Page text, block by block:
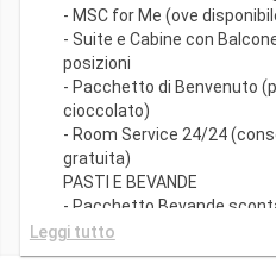
- MSC for Me (ove
- Suite e Cabine con
posizioni
- Pacchetto di Benvenuto
cioccolato)
- Room Service 24/24
gratuita)
PASTI E BEVANDE
- Pacchetto Bevande
disponibile al momento della
prenotazione
Leggi tutto